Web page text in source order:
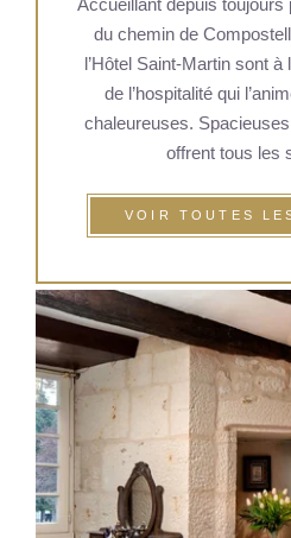
du chemin de
l’Hôtel Saint-Martin sont à
de l’hospitalité qui
chaleureuses.
offrent tous les
VOIR TOUTES